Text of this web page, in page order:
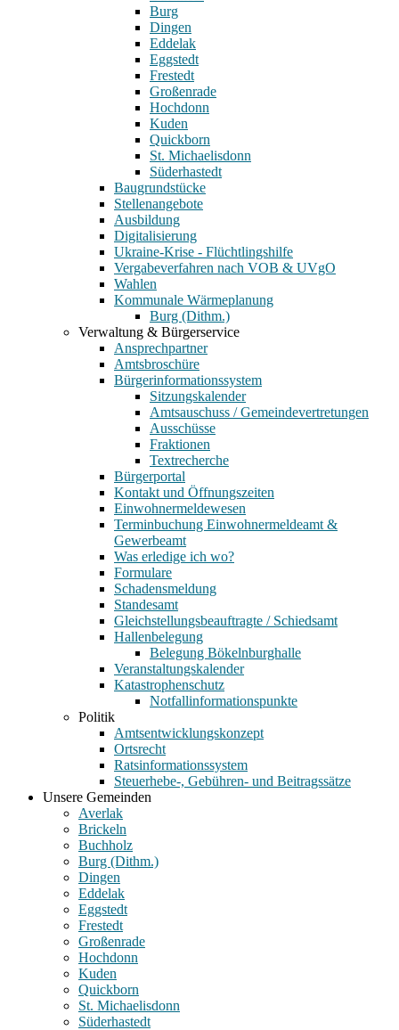
Burg
Dingen
Eddelak
Eggstedt
Frestedt
Großenrade
Hochdonn
Kuden
Quickborn
St. Michaelisdonn
Süderhastedt
Baugrundstücke
Stellenangebote
Ausbildung
Digitalisierung
Ukraine-Krise - Flüchtlingshilfe
Vergabeverfahren nach VOB & UVgO
Wahlen
Kommunale Wärmeplanung
Burg (Dithm.)
Verwaltung & Bürgerservice
Ansprechpartner
Amtsbroschüre
Bürgerinformationssystem
Sitzungskalender
Amtsauschuss / Gemeindevertretungen
Ausschüsse
Fraktionen
Textrecherche
Bürgerportal
Kontakt und Öffnungszeiten
Einwohnermeldewesen
Terminbuchung Einwohnermeldeamt &
Gewerbeamt
Was erledige ich wo?
Formulare
Schadensmeldung
Standesamt
Gleichstellungsbeauftragte / Schiedsamt
Hallenbelegung
Belegung Bökelnburghalle
Veranstaltungskalender
Katastrophenschutz
Notfallinformationspunkte
Politik
Amtsentwicklungskonzept
Ortsrecht
Ratsinformationssystem
Steuerhebe-, Gebühren- und Beitragssätze
Unsere Gemeinden
Averlak
Brickeln
Buchholz
Burg (Dithm.)
Dingen
Eddelak
Eggstedt
Frestedt
Großenrade
Hochdonn
Kuden
Quickborn
St. Michaelisdonn
Süderhastedt